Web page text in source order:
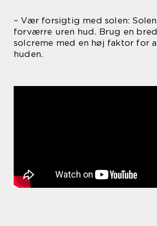
– Vær forsigtig med solen: Solen
forværre uren hud. Brug en
solcreme med en høj faktor for
huden.